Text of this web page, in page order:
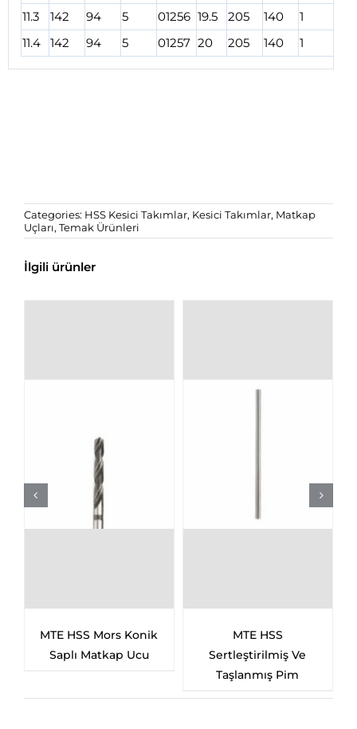
11.3
142 94 5 01256 19.5 205 140 1
11.4
142 94 5 01257 20 205 140 1
Categories: HSS Kesici Takımlar, Kesici Takımlar, Matkap
Uçları, Temak Ürünleri
İlgili ürünler
MTE HSS Mors Konik
Saplı Matkap Ucu
MTE HSS
Sertleştirilmiş Ve
Taşlanmış Pim